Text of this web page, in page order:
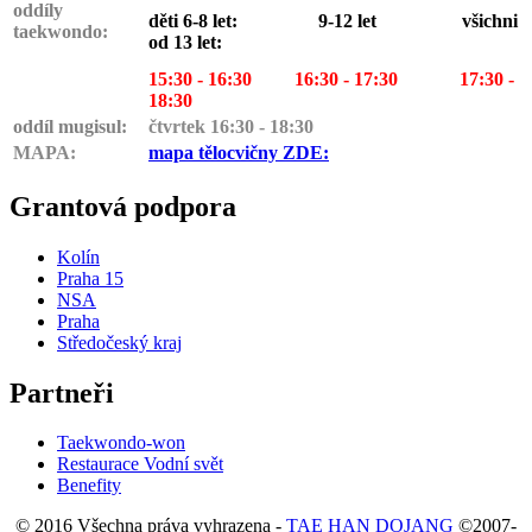
oddíly
taekwondo:
děti 6-8 let: 9-12 let všichni
od 13 let:
15:30 - 16:30 16:30 - 17:30 17:30 -
18:30
oddíl mugisul:
čtvrtek 16:30 - 18:30
MAPA:
mapa tělocvičny ZDE:
Grantová podpora
Kolín
Praha 15
NSA
Praha
Středočeský kraj
Partneři
Taekwondo-won
Restaurace Vodní svět
Benefity
© 2016 Všechna práva vyhrazena - TAE HAN DOJANG ©2007-